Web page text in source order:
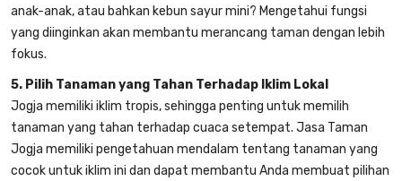
anak-anak, atau bahkan kebun sayur mini? Mengetahui fungsi
yang diinginkan akan membantu merancang taman dengan lebih
fokus.
5. Pilih Tanaman yang Tahan Terhadap Iklim Lokal
Jogja memiliki iklim tropis, sehingga penting untuk memilih
tanaman yang tahan terhadap cuaca setempat. Jasa Taman
Jogja memiliki pengetahuan mendalam tentang tanaman yang
cocok untuk iklim ini dan dapat membantu Anda membuat pilihan